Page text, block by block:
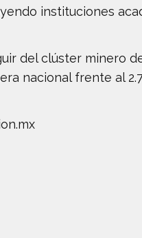
instituciones
del clúster minero
nacional frente al